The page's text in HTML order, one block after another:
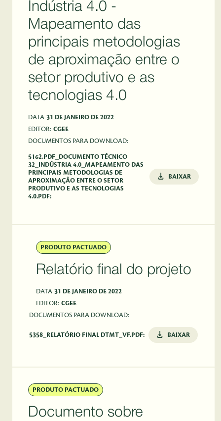
Indústria 4.0 -
Mapeamento das
principais metodologias
de aproximação entre o
setor produtivo e as
tecnologias 4.0
DATA 31 DE JANEIRO DE 2022
EDITOR: CGEE
DOCUMENTOS PARA DOWNLOAD:
5162.PDF_DOCUMENTO TÉCNICO
32_INDÚSTRIA 4.0_MAPEAMENTO DAS
PRINCIPAIS METODOLOGIAS DE
APROXIMAÇÃO ENTRE O SETOR
PRODUTIVO E AS TECNOLOGIAS
4.0.PDF:
BAIXAR
PRODUTO PACTUADO
Relatório final do projeto
DATA 31 DE JANEIRO DE 2022
EDITOR: CGEE
DOCUMENTOS PARA DOWNLOAD:
5358_RELATÓRIO FINAL DTMT_VF.PDF: BAIXAR
PRODUTO PACTUADO
Documento sobre